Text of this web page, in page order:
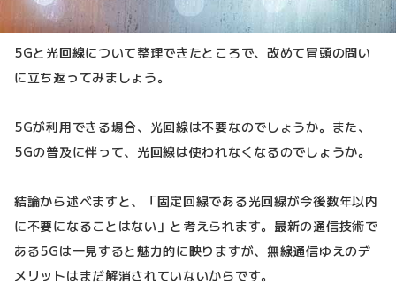
5Gと光回線について整理できたところで、改めて冒頭の問い
に立ち返ってみましょう。
5Gが利用できる場合、光回線は不要なのでしょうか。また、
5Gの普及に伴って、光回線は使われなくなるのでしょうか。
結論から述べますと、「固定回線である光回線が今後数年以内
に不要になることはない」と考えられます。最新の通信技術で
ある5Gは一見すると魅力的に映りますが、無線通信ゆえのデ
メリットはまだ解消されていないからです。